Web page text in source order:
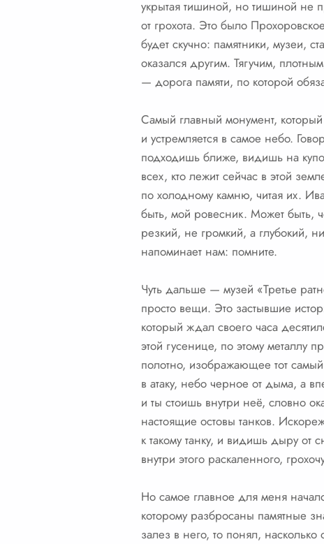
укрытая тишиной, но тишиной не
от грохота. Это было
будет скучно: памятники, музеи,
оказался другим. Тягучим,
— дорога памяти, по которой
Самый главный монумент,
и устремляется в самое небо.
подходишь ближе, видишь на
всех, кто лежит сейчас в этой
по холодному камню, читая их.
быть, мой ровесник. Может быть,
резкий, не громкий, а глубокий,
напоминает нам: помните.
Чуть дальше — музей «Третье
просто вещи. Это застывшие
который ждал своего часа
этой гусенице, по этому
полотно, изображающее тот
в атаку, небо черное от дыма, а
и ты стоишь внутри неё, словно
настоящие остовы танков.
к такому танку, и видишь дыру
внутри этого раскаленного,
Но самое главное для меня
которому разбросаны памятные
залез в него, то понял,